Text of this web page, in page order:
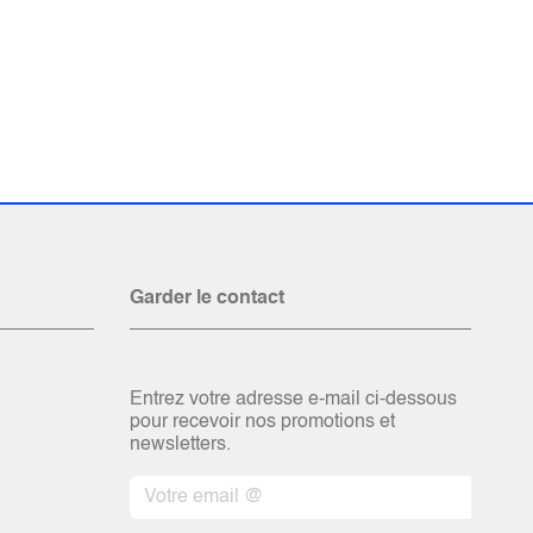
Garder le contact
Entrez votre adresse e-mail ci-dessous
pour recevoir nos promotions et
newsletters.